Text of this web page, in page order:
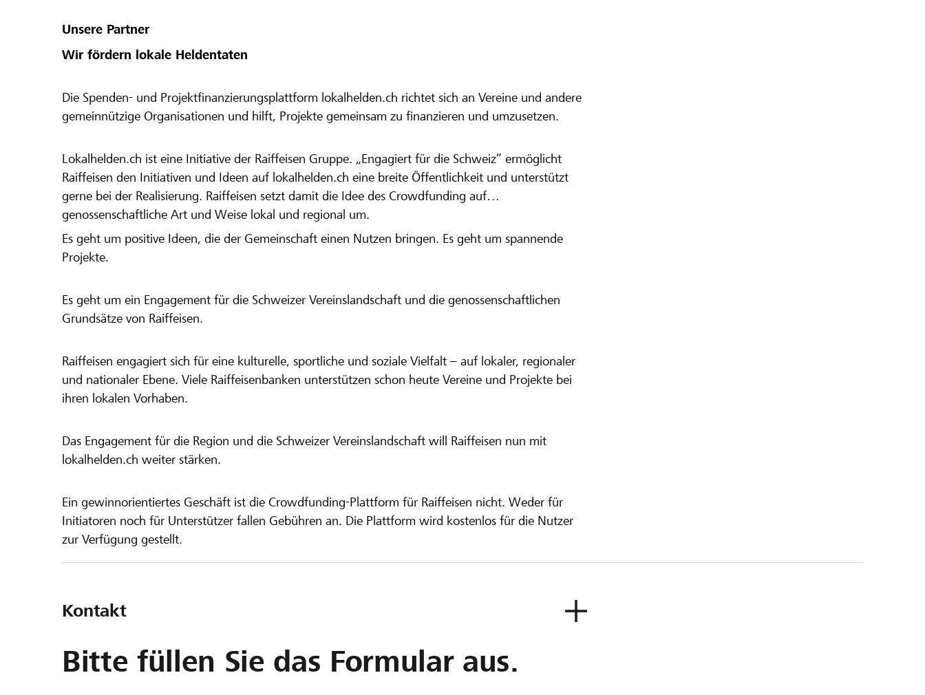
Unsere Partner
Wir fördern lokale Heldentaten
Die Spenden- und Projektfinanzierungsplattform lokalhelden.ch richtet sich an Vereine und andere
gemeinnützige Organisationen und hilft, Projekte gemeinsam zu finanzieren und umzusetzen.
Lokalhelden.ch ist eine Initiative der Raiffeisen Gruppe. „Engagiert für die Schweiz“ ermöglicht
Raiffeisen den Initiativen und Ideen auf lokalhelden.ch eine breite Öffentlichkeit und unterstützt
gerne bei der Realisierung. Raiffeisen setzt damit die Idee des Crowdfunding auf
genossenschaftliche Art und Weise lokal und regional um.
Es geht um positive Ideen, die der Gemeinschaft einen Nutzen bringen. Es geht um spannende
Projekte.
Es geht um ein Engagement für die Schweizer Vereinslandschaft und die genossenschaftlichen
Grundsätze von Raiffeisen.
Raiffeisen engagiert sich für eine kulturelle, sportliche und soziale Vielfalt – auf lokaler, regionaler
und nationaler Ebene. Viele Raiffeisenbanken unterstützen schon heute Vereine und Projekte bei
ihren lokalen Vorhaben.
Das Engagement für die Region und die Schweizer Vereinslandschaft will Raiffeisen nun mit
lokalhelden.ch weiter stärken.
Ein gewinnorientiertes Geschäft ist die Crowdfunding-Plattform für Raiffeisen nicht. Weder für
Initiatoren noch für Unterstützer fallen Gebühren an. Die Plattform wird kostenlos für die Nutzer
zur Verfügung gestellt.
Kontakt
Bitte füllen Sie das Formular aus.